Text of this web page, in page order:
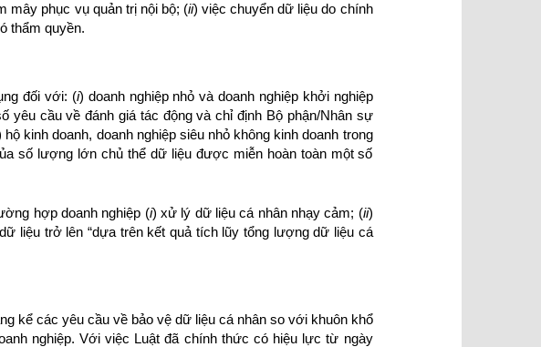
mây phục vụ quản trị nội bộ; (ii) việc chuyển dữ liệu do chính
thẩm quyền.
đối với: (i) doanh nghiệp nhỏ và doanh nghiệp khởi nghiệp
cầu về đánh giá tác động và chỉ định Bộ phận/Nhân sự
hộ kinh doanh, doanh nghiệp siêu nhỏ không kinh doanh trong
số lượng lớn chủ thể dữ liệu được miễn hoàn toàn một số
hợp doanh nghiệp (i) xử lý dữ liệu cá nhân nhạy cảm; (ii)
liệu trở lên “dựa trên kết quả tích lũy tổng lượng dữ liệu cá
kể các yêu cầu về bảo vệ dữ liệu cá nhân so với khuôn khổ
nghiệp. Với việc Luật đã chính thức có hiệu lực từ ngày